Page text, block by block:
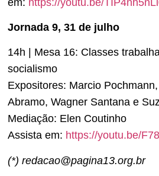
Jornada 9, 31 de julho
14h | Mesa 16: Classes
socialismo
Expositores: Marcio
Abramo, Wagner Santana e
Mediação: Elen Coutinho
Assista em: https://youtu.be/
(*) redacao@pagina13.org.br